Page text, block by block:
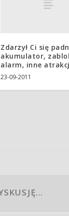
Zdarzył Ci się
akumulator,
alarm, inne
23-09-2011